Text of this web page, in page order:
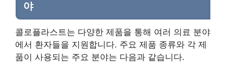
야
콜로플라스트는 다양한 제품을 통해 여러 의료 분야
에서 환자들을 지원합니다. 주요 제품 종류와 각 제
품이 사용되는 주요 분야는 다음과 같습니다.